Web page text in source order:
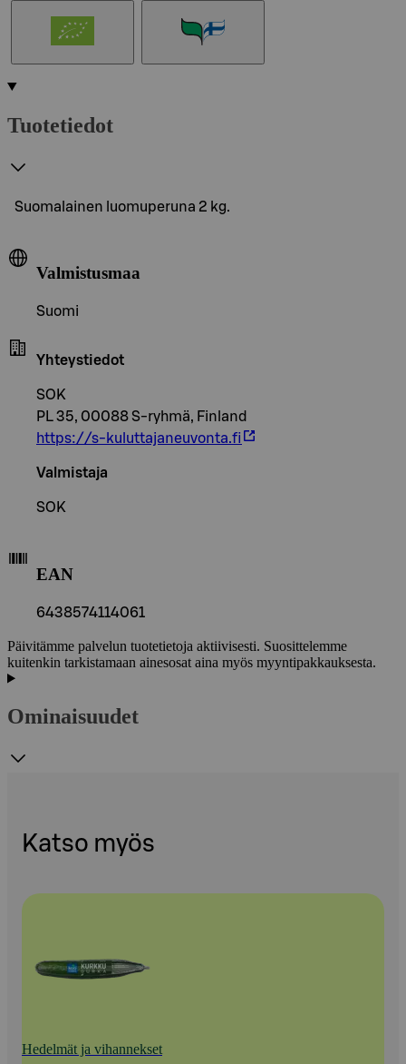
Tuotetiedot
Suomalainen luomuperuna 2 kg.
Valmistusmaa
Suomi
Yhteystiedot
SOK
PL 35, 00088 S-ryhmä, Finland
https://s-kuluttajaneuvonta.fi
Valmistaja
SOK
EAN
6438574114061
Päivitämme palvelun tuotetietoja aktiivisesti. Suosittelemme
kuitenkin tarkistamaan ainesosat aina myös myyntipakkauksesta.
Ominaisuudet
Katso myös
Hedelmät ja vihannekset